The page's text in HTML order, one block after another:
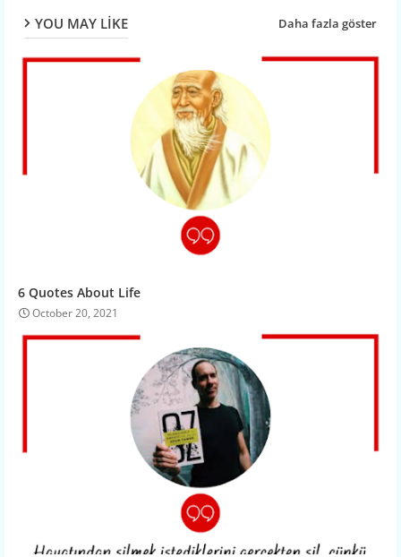
YOU MAY LIKE Daha fazla göster
6 Quotes About Life
October 20, 2021